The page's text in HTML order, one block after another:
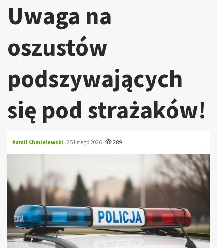
Uwaga na
oszustów
podszywających
się pod strażaków!
Kamil Chmielewski 25 lutego 2026 289